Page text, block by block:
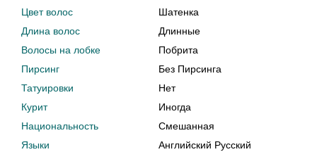
Цвет волос
Шатенка
Длина волос
Длинные
Волосы на лобке
Побрита
Пирсинг
Без Пирсинга
Татуировки
Нет
Курит
Иногда
Национальность
Смешанная
Языки
Английский Русский